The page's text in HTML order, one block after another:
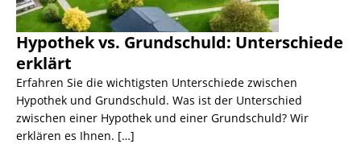
Hypothek vs. Grundschuld: Unterschiede
erklärt
Erfahren Sie die wichtigsten Unterschiede zwischen
Hypothek und Grundschuld. Was ist der Unterschied
zwischen einer Hypothek und einer Grundschuld? Wir
erklären es Ihnen. […]